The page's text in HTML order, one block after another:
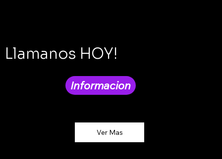
Llamanos HOY!
Informacion
Ver Mas